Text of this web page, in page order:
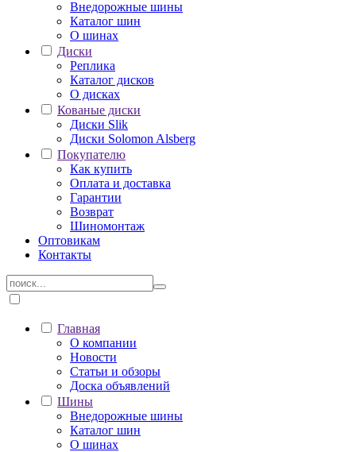
Внедорожные шины
Каталог шин
О шинах
Диски
Реплика
Каталог дисков
О дисках
Кованые диски
Диски Slik
Диски Solomon Alsberg
Покупателю
Как купить
Оплата и доставка
Гарантии
Возврат
Шиномонтаж
Оптовикам
Контакты
Главная
О компании
Новости
Статьи и обзоры
Доска объявлений
Шины
Внедорожные шины
Каталог шин
О шинах